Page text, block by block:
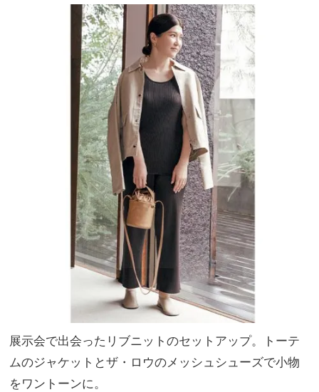
展示会で出会ったリブニットのセットアップ。トーテ
ムのジャケットとザ・ロウのメッシュシューズで小物
をワントーンに。